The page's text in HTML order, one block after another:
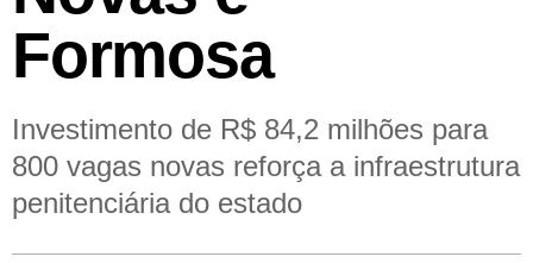
Formosa
Investimento de R$ 84,2 milhões para
800 vagas novas reforça a infraestrutura
penitenciária do estado